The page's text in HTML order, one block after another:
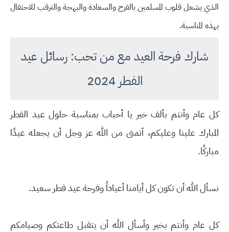
الذي يشعل قلوب المسلمين بالفرح والسعادة والبهجة والترقب للاحتفال
بهذه المناسبة.
شارك فرحة العيد مع من تحب: رسائل عيد
الفطر 2024
كل عام وأنتم بألف خير يا أحباب بمناسبة حلول عيد الفطر
المبارك علينا وعليكم، أتمنى من الله عز وجل أن يجعله عيدًا
مباركًا.
نسأل الله أن تكون كل أيامنا أعياداً وفرحة عيد فطر سعيد.
كل عام وأنتم بخير وأسأل الله أن يتقبل طاعتكم وصيامكم